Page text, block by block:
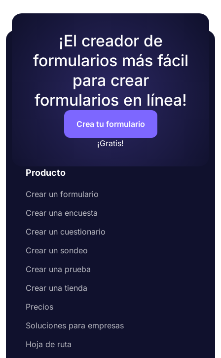
¡El creador de
formularios más fácil
para crear
formularios en línea!
Crea tu formulario
¡Gratis!
Producto
Crear un formulario
Crear una encuesta
Crear un cuestionario
Crear un sondeo
Crear una prueba
Crear una tienda
Precios
Soluciones para empresas
Hoja de ruta